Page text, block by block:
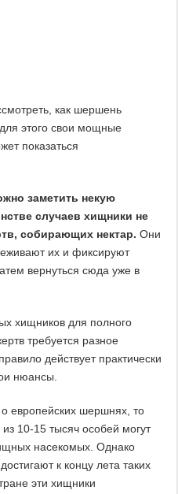
как шершень
этого свои мощные
показаться
заметить некую
случаев хищники не
собирающих нектар. Они
их и фиксируют
вернуться сюда уже в
хищников для полного
требуется разное
действует практически
нюансы.
европейских шершнях, то
10-15 тысяч особей могут
насекомых. Однако
к концу лета таких
эти хищники